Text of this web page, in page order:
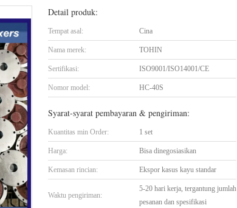
Detail produk:
Tempat asal: Cina
Nama merek: TOHIN
Sertifikasi: ISO9001/ISO14001/CE
Nomor model: HC-40S
Syarat-syarat pembayaran & pengiriman:
Kuantitas min Order: 1 set
Harga: Bisa dinegosiasikan
Kemasan rincian: Ekspor kasus kayu standar
Waktu pengiriman:
5-20 hari kerja, tergantung jumlah
pesanan dan spesifikasi